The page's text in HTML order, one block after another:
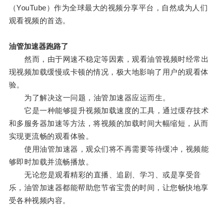
（YouTube）作为全球最大的视频分享平台，自然成为人们
观看视频的首选。
油管加速器跑路了
然而，由于网速不稳定等因素，观看油管视频时经常出
现视频加载缓慢或卡顿的情况，极大地影响了用户的观看体
验。
为了解决这一问题，油管加速器应运而生。
它是一种能够提升视频加载速度的工具，通过缓存技术
和多服务器加速等方法，将视频的加载时间大幅缩短，从而
实现更流畅的观看体验。
使用油管加速器，观众们将不再需要等待缓冲，视频能
够即时加载并流畅播放。
无论您是观看精彩的直播、追剧、学习、或是享受音
乐，油管加速器都能帮助您节省宝贵的时间，让您畅快地享
受各种视频内容。